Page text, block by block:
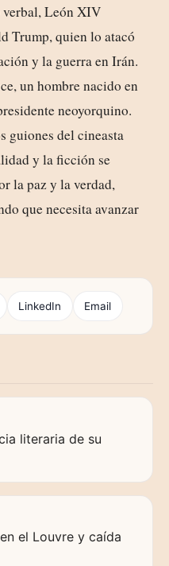
verbal, León XIV
Trump, quien lo atacó
y la guerra en Irán.
un hombre nacido en
neoyorquino.
guiones del cineasta
y la ficción se
la paz y la verdad,
que necesita avanzar
LinkedIn Email
literaria de su
el Louvre y caída